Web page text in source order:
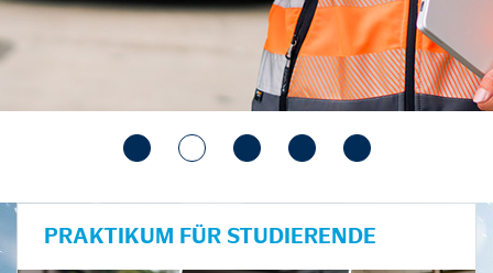
PRAKTIKUM FÜR STUDIERENDE